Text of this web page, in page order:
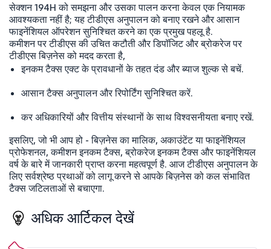
सेक्शन 194H को समझना और उसका पालन करना केवल एक नियामक
आवश्यकता नहीं है; यह टीडीएस अनुपालन को बनाए रखने और आसान
फाइनेंशियल ऑपरेशन सुनिश्चित करने का एक प्रमुख पहलू है.
कमीशन पर टीडीएस की उचित कटौती और डिपॉजिट और ब्रोकरेज पर
टीडीएस बिज़नेस को मदद करता है,
इनकम टैक्स एक्ट के प्रावधानों के तहत दंड और ब्याज शुल्क से बचें.
आसान टैक्स अनुपालन और रिपोर्टिंग सुनिश्चित करें.
कर अधिकारियों और वित्तीय संस्थानों के साथ विश्वसनीयता बनाए रखें.
इसलिए, जो भी आप हो - बिज़नेस का मालिक, अकाउंटेंट या फाइनेंशियल
प्रोफेशनल, कमीशन इनकम टैक्स, ब्रोकरेज इनकम टैक्स और फाइनेंशियल
वर्ष के बारे में जानकारी प्राप्त करना महत्वपूर्ण है. आज टीडीएस अनुपालन के
लिए सर्वश्रेष्ठ प्रथाओं को लागू करने से आपके बिज़नेस को कल संभावित
टैक्स जटिलताओं से बचाएगा.
अधिक आर्टिकल देखें